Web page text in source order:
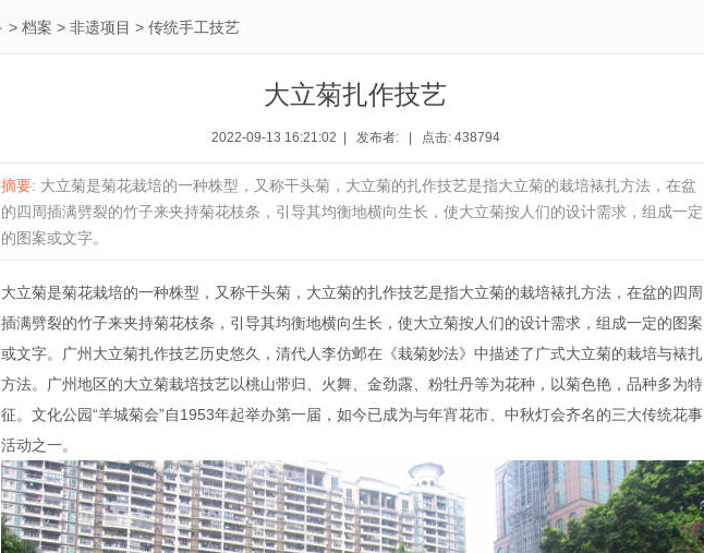
> 档案 > 非遗项目 > 传统手工技艺
大立菊扎作技艺
2022-09-13 16:21:02 | 发布者: | 点击: 438794
摘要: 大立菊是菊花栽培的一种株型，又称干头菊，大立菊的扎作技艺是指大立菊的栽培裱扎方法，在盆
的四周插满劈裂的竹子来夹持菊花枝条，引导其均衡地横向生长，使大立菊按人们的设计需求，组成一定
的图案或文字。
大立菊是菊花栽培的一种株型，又称干头菊，大立菊的扎作技艺是指大立菊的栽培裱扎方法，在盆的四周
插满劈裂的竹子来夹持菊花枝条，引导其均衡地横向生长，使大立菊按人们的设计需求，组成一定的图案
或文字。广州大立菊扎作技艺历史悠久，清代人李仿邺在《栽菊妙法》中描述了广式大立菊的栽培与裱扎
方法。广州地区的大立菊栽培技艺以桃山带归、火舞、金劲露、粉牡丹等为花种，以菊色艳，品种多为特
征。文化公园“羊城菊会”自1953年起举办第一届，如今已成为与年宵花市、中秋灯会齐名的三大传统花事
活动之一。